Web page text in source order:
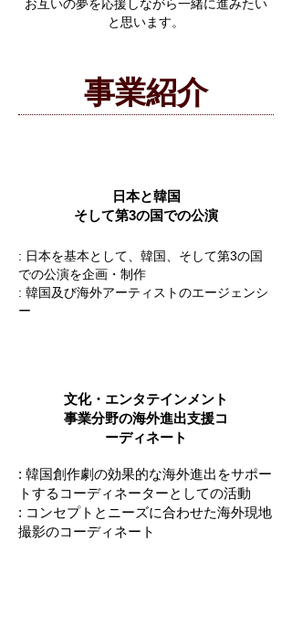
お互いの夢を応援しながら一緒に進みたい
と思います。
事業紹介
日本と韓国
そして第3の国での公演
: 日本を基本として、韓国、そして第3の国
での公演を企画・制作
: 韓国及び海外アーティストのエージェンシ
ー
文化・エンタテインメント
事業分野の海外進出支援コ
ーディネート
: 韓国創作劇の効果的な海外進出をサポー
トするコーディネーターとしての活動
: コンセプトとニーズに合わせた海外現地
撮影のコーディネート